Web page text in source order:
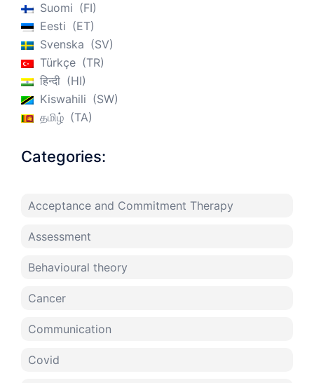
Suomi
FI
Eesti
ET
Svenska
SV
Türkçe
TR
हिन्दी
HI
Kiswahili
SW
தமிழ்
TA
Categories:
Acceptance and Commitment Therapy
Assessment
Behavioural theory
Cancer
Communication
Covid